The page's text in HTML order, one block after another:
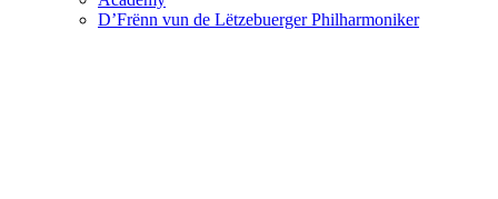
D’Frënn vun de Lëtzebuerger Philharmoniker